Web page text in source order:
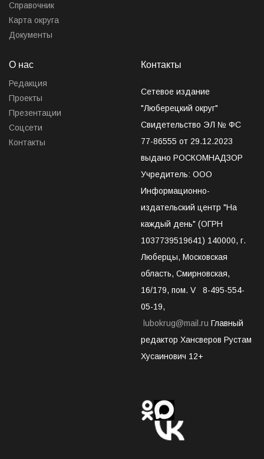
Справочник
Карта округа
Документы
О нас
Редакция
Проекты
Презентации
Соцсети
Контакты
Контакты
Сетевое издание
"Люберецкий округ"
Свидетельство ЭЛ № ФС
77-86555 от 29.12.2023
выдано РОСКОМНАДЗОР
Учредитель: ООО
Информационно-
издательский центр "На
каждый день" (ОГРН
1037739519641) 140000, г.
Люберцы, Московская
область, Смирновская,
16/179, пом. V 8-495-554-
05-19,
lubokrug@mail.ru Главный
редактор Хансверов Рустам
Хусаинович 12+